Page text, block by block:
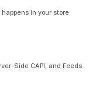
in your store
Side CAPI, and Feeds